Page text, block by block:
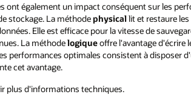
ont également un impact conséquent sur les
stockage. La méthode physicallit et restaure
Elle est efficace pour la vitesse de
La méthodelogiqueoffre l'avantage d'écrire
performances optimales consistent à disposer
cet avantage.
plus d'informations techniques.